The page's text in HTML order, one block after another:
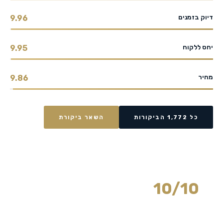
דיוק בזמנים 9.96
יחס ללקוח 9.95
מחיר 9.86
כל 1,772 הביקורות השאר ביקורת
10/10